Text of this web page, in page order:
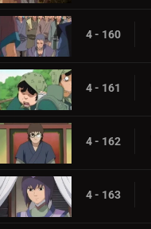
4 - 160
4 - 161
4 - 162
4 - 163